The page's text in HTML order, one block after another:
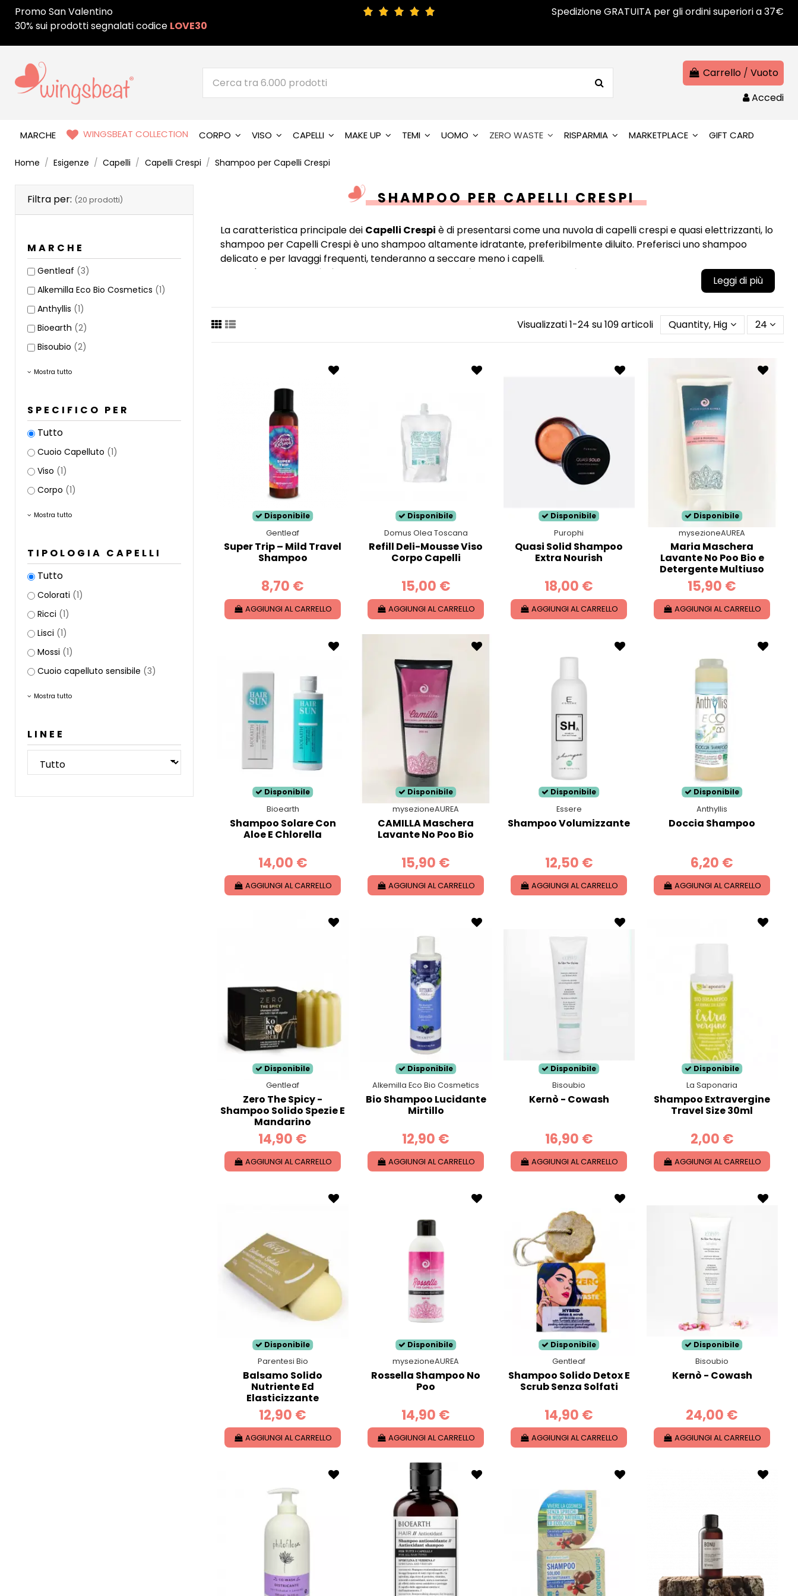
Promo San Valentino
30% sui prodotti segnalati codice LOVE30
Spedizione GRATUITA per gli ordini superiori a 37€
Carrello / Vuoto
Accedi
MARCHE WINGSBEAT COLLECTION CORPO VISO CAPELLI MAKE UP TEMI UOMO ZERO WASTE RISPARMIA MARKETPLACE GIFT CARD
Home Esigenze Capelli Capelli Crespi Shampoo per Capelli Crespi
SHAMPOO PER CAPELLI CRESPI
La caratteristica principale dei Capelli Crespi è di presentarsi come una nuvola di capelli crespi e quasi elettrizzanti, lo
shampoo per Capelli Crespi è uno shampoo altamente idratante, preferibilmente diluito. Preferisci uno shampoo
delicato e per lavaggi frequenti, tenderanno a seccare meno i capelli.
Prendi l'abitudine di
diluire lo shampoo idrolato
, ti permetterà di utilizzare meno prodotto evitando che
idratazione cutanea nell'ambiente in cui si trova, per questo in caso di forte umidità le squame del capello tendono ad
aprirsi maggiormente, con la spiacevole conseguenza di un effetto crespo importante.
Nonostante sia una prerogativa dei capelli ricci e mossi, l'effetto crespo si può presentare in tutte le tipologie di capelli,
, l'utilizzo di questo prodotto permette di
chiudere le squame del capello per un aspetto più luminoso della chioma ed eliminare l'effetto crespo.
Un'intera routine idratante con shampoo, balsamo o maschera e prodotti di styling permette di donarti una chioma
più idratata e contrastare più facilmente l'effetto crespo.
Visualizzati 1-24 su 109 articoli Quantity, Highest first
24
Disponibile
Gentleaf
Super Trip – Mild Travel
Shampoo
8,70 €
AGGIUNGI AL CARRELLO
Disponibile
Domus Olea Toscana
Refill Deli-Mousse Viso
Corpo Capelli
15,00 €
AGGIUNGI AL CARRELLO
Disponibile
Purophi
Quasi Solid Shampoo
Extra Nourish
18,00 €
AGGIUNGI AL CARRELLO
Disponibile
mysezioneAUREA
Maria Maschera
Lavante No Poo Bio e
Detergente Multiuso
15,90 €
AGGIUNGI AL CARRELLO
Disponibile
Bioearth
Shampoo Solare Con
Aloe E Chlorella
14,00 €
AGGIUNGI AL CARRELLO
Disponibile
mysezioneAUREA
CAMILLA Maschera
Lavante No Poo Bio
15,90 €
AGGIUNGI AL CARRELLO
Disponibile
Essere
Shampoo Volumizzante
12,50 €
AGGIUNGI AL CARRELLO
Disponibile
Anthyllis
Doccia Shampoo
6,20 €
AGGIUNGI AL CARRELLO
Disponibile
Gentleaf
Zero The Spicy -
Shampoo Solido Spezie E
Mandarino
14,90 €
AGGIUNGI AL CARRELLO
Disponibile
Alkemilla Eco Bio Cosmetics
Bio Shampoo Lucidante
Mirtillo
12,90 €
AGGIUNGI AL CARRELLO
Disponibile
Bisoubio
Kernò - Cowash
16,90 €
AGGIUNGI AL CARRELLO
Disponibile
La Saponaria
Shampoo Extravergine
Travel Size 30ml
2,00 €
AGGIUNGI AL CARRELLO
Disponibile
Parentesi Bio
Balsamo Solido
Nutriente Ed
Elasticizzante
12,90 €
AGGIUNGI AL CARRELLO
Disponibile
mysezioneAUREA
Rossella Shampoo No
Poo
14,90 €
AGGIUNGI AL CARRELLO
Disponibile
Gentleaf
Shampoo Solido Detox E
Scrub Senza Solfati
14,90 €
AGGIUNGI AL CARRELLO
Disponibile
Bisoubio
Kernò - Cowash
24,00 €
AGGIUNGI AL CARRELLO
Filtra per: (20 prodotti)
MARCHE
Gentleaf (3)
Alkemilla Eco Bio Cosmetics (1)
Anthyllis (1)
Bioearth (2)
Bisoubio (2)
Mostra tutto
SPECIFICO PER
Tutto
Cuoio Capelluto (1)
Viso (1)
Corpo (1)
Mostra tutto
TIPOLOGIA CAPELLI
Tutto
Colorati (1)
Ricci (1)
Lisci (1)
Mossi (1)
Cuoio capelluto sensibile (3)
Mostra tutto
LINEE